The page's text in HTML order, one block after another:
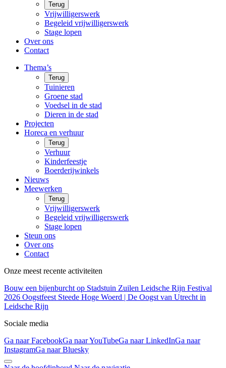
Terug
Vrijwilligerswerk
Begeleid vrijwilligerswerk
Stage lopen
Over ons
Contact
Thema’s
Terug
Tuinieren
Groene stad
Voedsel in de stad
Dieren in de stad
Projecten
Horeca en verhuur
Terug
Verhuur
Kinderfeestje
Boerderijwinkels
Nieuws
Meewerken
Terug
Vrijwilligerswerk
Begeleid vrijwilligerswerk
Stage lopen
Steun ons
Over ons
Contact
Onze meest recente activiteiten
Bouw een bijenburcht op Stadstuin Zuilen Leidsche Rijn Festival
2026 Oogstfeest Steede Hoge Woerd | De Oogst van Utrecht in
Leidsche Rijn
Sociale media
Ga naar FacebookGa naar YouTubeGa naar LinkedInGa naar
InstagramGa naar Bluesky